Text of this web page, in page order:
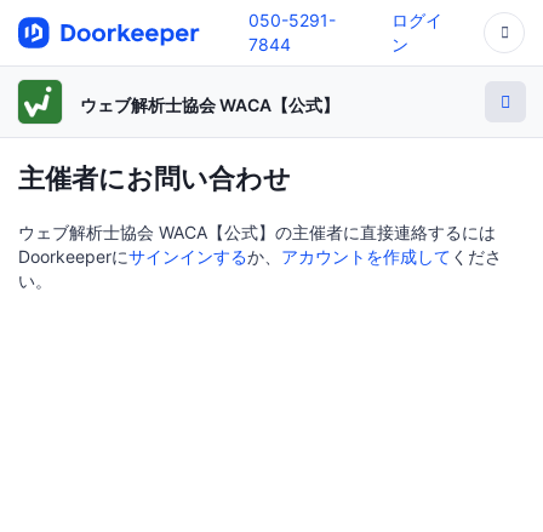
050-5291-
7844
ログイ
ン
ウェブ解析士協会 WACA【公式】
主催者にお問い合わせ
ウェブ解析士協会 WACA【公式】の主催者に直接連絡するには
Doorkeeperにサインインするか、 アカウントを作成して くださ
い。